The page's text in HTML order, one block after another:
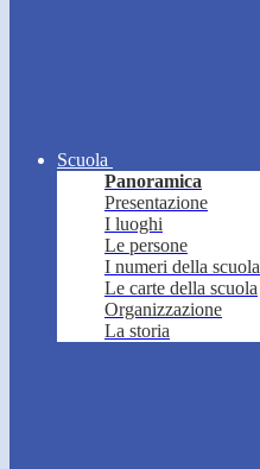
Scuola
Panoramica
Presentazione
I luoghi
Le persone
I numeri della scuola
Le carte della scuola
Organizzazione
La storia